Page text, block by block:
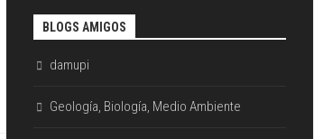
BLOGS AMIGOS
damupi
Geología, Biología, Medio Ambiente